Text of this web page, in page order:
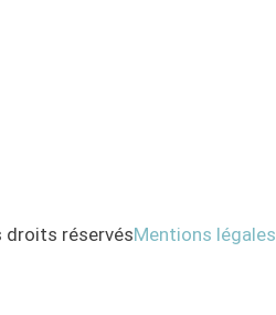
droits réservésMentions légales